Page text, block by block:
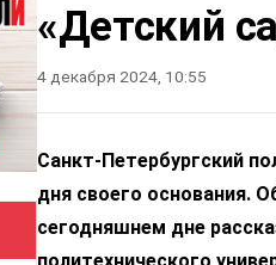
«Детский
4 декабря 2024, 10:55
Санкт-Петербургский
дня своего основания.
сегодняшнем дне